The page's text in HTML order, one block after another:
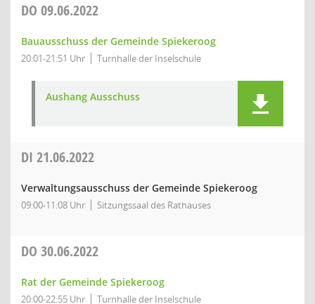
DO 09.06.2022
Bauausschuss der Gemeinde Spiekeroog
20:01-21:51 Uhr Turnhalle der Inselschule
Aushang Ausschuss
DI 21.06.2022
Verwaltungsausschuss der Gemeinde Spiekeroog
09:00-11:08 Uhr Sitzungssaal des Rathauses
DO 30.06.2022
Rat der Gemeinde Spiekeroog
20:00-22:55 Uhr Turnhalle der Inselschule